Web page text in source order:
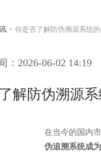
> 你是否了解防伪溯源系统
：2026-06-02 14:19
解防伪溯源
在当今的国内
伪追溯系统成